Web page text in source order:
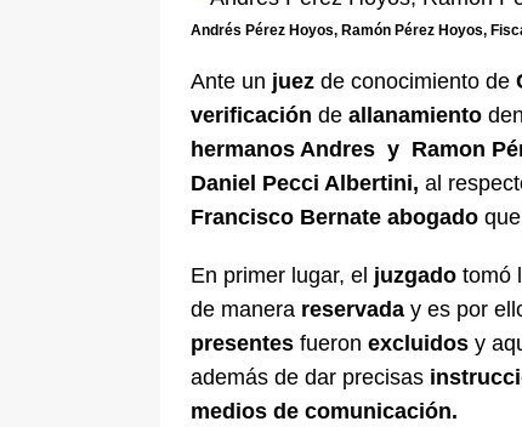
pone bajo la lupa a nuevo
De La Espriella en la Arena
Andrés Pérez Hoyos, Ramón Pérez Hoyos,
Ante un juez de conocimiento de
verificación de allanamiento
hermanos Andres y Ramon
Daniel Pecci Albertini, al
Francisco Bernate abogado
En primer lugar, el juzgado tomó
de manera reservada y es por
presentes fueron excluidos y
además de dar precisas
medios de comunicación.